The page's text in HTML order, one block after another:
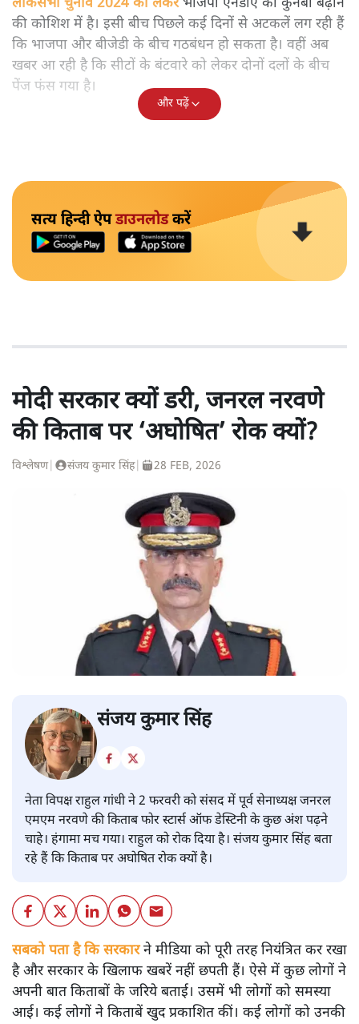
की कोशिश में है। इसी बीच पिछले कई दिनों से अटकलें लग रही हैं
कि भाजपा और बीजेडी के बीच गठबंधन हो सकता है। वहीं अब
खबर आ रही है कि सीटों के बंटवारे को लेकर दोनों दलों के बीच
पेंज फंस गया है।
और पढ़ें
सत्य हिन्दी ऐपडाउनलोडकरें
मोदी सरकार क्यों डरी, जनरल नरवणे
की किताब पर ‘अघोषित’ रोक क्यों?
विश्लेषण| संजय कुमार सिंह| 28 FEB, 2026
संजय कुमार सिंह
नेता विपक्ष राहुल गांधी ने 2 फरवरी को संसद में पूर्व सेनाध्यक्ष जनरल
एमएम नरवणे की किताब फोर स्टार्स ऑफ डेस्टिनी के कुछ अंश पढ़ने
चाहे। हंगामा मच गया। राहुल को रोक दिया है। संजय कुमार सिंह बता
रहे हैं कि किताब पर अघोषित रोक क्यों है।
सबको पता है कि सरकारने मीडिया को पूरी तरह नियंत्रित कर रखा
है और सरकार के खिलाफ खबरें नहीं छपती हैं। ऐसे में कुछ लोगों ने
अपनी बात किताबों के जरिये बताई। उसमें भी लोगों को समस्या
आई। कई लोगों ने किताबें खुद प्रकाशित कीं। कई लोगों को उनकी